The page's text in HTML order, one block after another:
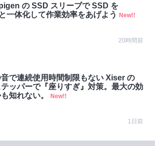
の SSD スリーブで SSD を
一体化して作業効率をあげよう
New!!
20時間前
音で連続使用時間制限もない Xiser の
ッパーで『座りすぎ』対策。最大の効
知れない。
New!!
1日前